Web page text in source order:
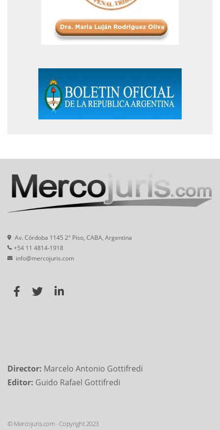
Av. Córdoba 1145 2° Piso, CABA, Argentina
+54 11 4814-1918
info@mercojuris.com
Director: Marcelo Antonio Gottifredi
Editor: Guido Rafael Gottifredi
© Mercojuris.com - Copyright 2023